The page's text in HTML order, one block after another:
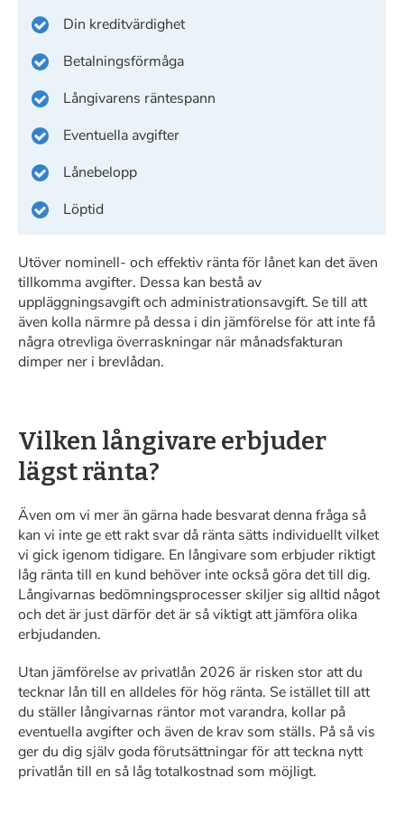
Din kreditvärdighet
Betalningsförmåga
Långivarens räntespann
Eventuella avgifter
Lånebelopp
Löptid
Utöver nominell- och effektiv ränta för lånet kan det även
tillkomma avgifter. Dessa kan bestå av
uppläggningsavgift och administrationsavgift. Se till att
även kolla närmre på dessa i din jämförelse för att inte få
några otrevliga överraskningar när månadsfakturan
dimper ner i brevlådan.
Vilken långivare erbjuder
lägst ränta?
Även om vi mer än gärna hade besvarat denna fråga så
kan vi inte ge ett rakt svar då ränta sätts individuellt vilket
vi gick igenom tidigare. En långivare som erbjuder riktigt
låg ränta till en kund behöver inte också göra det till dig.
Långivarnas bedömningsprocesser skiljer sig alltid något
och det är just därför det är så viktigt att jämföra olika
erbjudanden.
Utan jämförelse av privatlån 2026 är risken stor att du
tecknar lån till en alldeles för hög ränta. Se istället till att
du ställer långivarnas räntor mot varandra, kollar på
eventuella avgifter och även de krav som ställs. På så vis
ger du dig själv goda förutsättningar för att teckna nytt
privatlån till en så låg totalkostnad som möjligt.